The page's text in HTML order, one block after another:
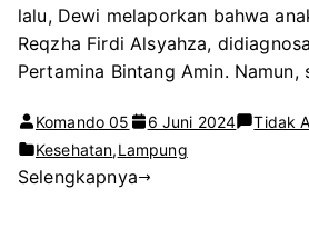
lalu, Dewi melaporkan bahwa
Reqzha Firdi Alsyahza,
Pertamina Bintang Amin.
Komando 05 6 Juni 2024 Tidak
Kesehatan,Lampung
Selengkapnya